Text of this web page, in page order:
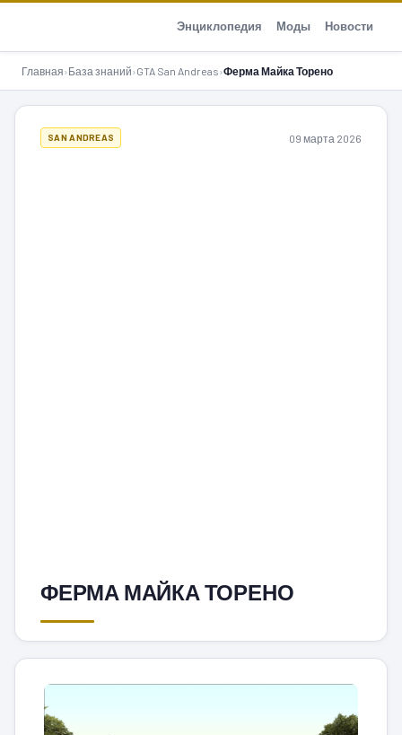
Энциклопедия Моды Новости
Главная›База знаний›GTA San Andreas›Ферма Майка Торено
SAN ANDREAS 09 марта 2026
ФЕРМА МАЙКА ТОРЕНО